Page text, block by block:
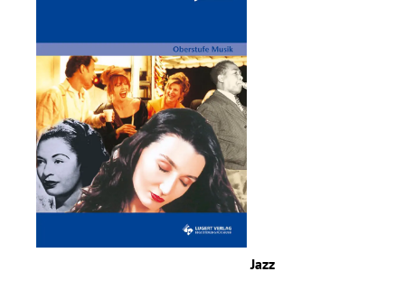
Jazz